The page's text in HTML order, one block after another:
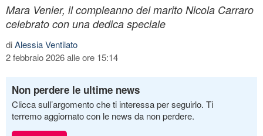
Mara Venier, il compleanno del marito Nicola Carraro
celebrato con una dedica speciale
diAlessia Ventilato
2 febbraio 2026 alle ore 15:14
Non perdere le ultime news
Clicca sull’argomento che ti interessa per seguirlo. Ti
terremo aggiornato con le news da non perdere.